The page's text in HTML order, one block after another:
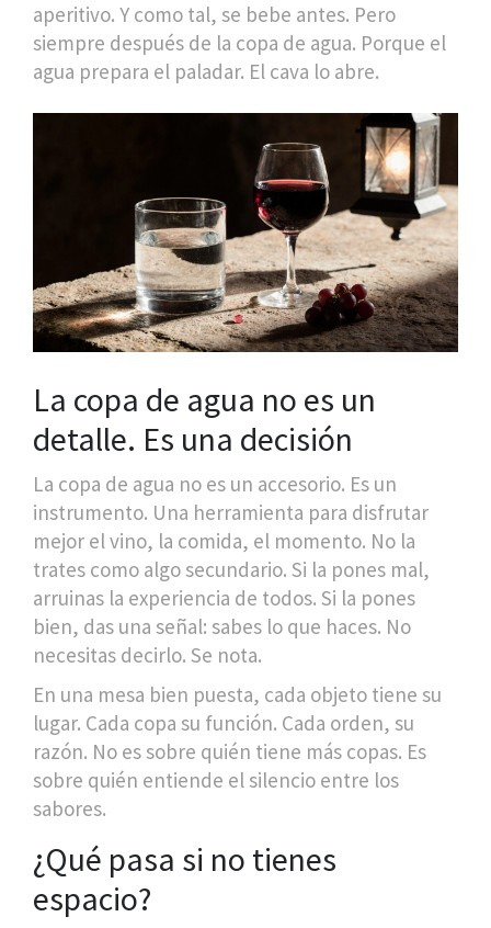
aperitivo. Y como tal, se bebe antes. Pero
siempre después de la copa de agua. Porque el
agua prepara el paladar. El cava lo abre.
La copa de agua no es un
detalle. Es una decisión
La copa de agua no es un accesorio. Es un
instrumento. Una herramienta para disfrutar
mejor el vino, la comida, el momento. No la
trates como algo secundario. Si la pones mal,
arruinas la experiencia de todos. Si la pones
bien, das una señal: sabes lo que haces. No
necesitas decirlo. Se nota.
En una mesa bien puesta, cada objeto tiene su
lugar. Cada copa su función. Cada orden, su
razón. No es sobre quién tiene más copas. Es
sobre quién entiende el silencio entre los
sabores.
¿Qué pasa si no tienes
espacio?